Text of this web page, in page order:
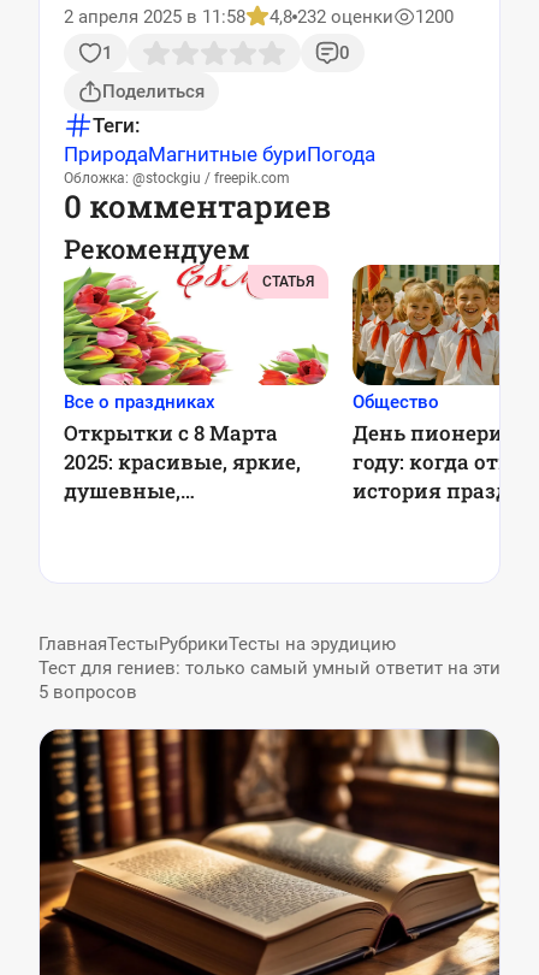
2 апреля 2025 в 11:58
4,8 232 оценки
1200
1
0
Поделиться
Теги:
ПриродаМагнитные буриПогода
Обложка: @stockgiu / freepik.com
0 комментариев
Рекомендуем
СТАТЬЯ
Все о праздниках
Открытки с 8 Марта
2025: красивые, яркие,
душевные,
Общество
День пионерии в
году: когда
история
ГлавнаяТестыРубрикиТесты на эрудицию
Тест для гениев: только самый умный ответит на эти
5 вопросов